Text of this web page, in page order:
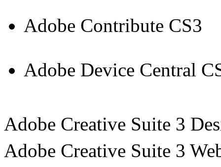
Adobe Contribute CS3
Adobe Device Central
Adobe Creative Suite 3
Adobe Creative Suite 3